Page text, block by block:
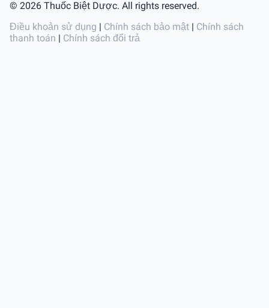
© 2026 Thuốc Biệt Dược. All rights reserved.
Điều khoản sử dụng | Chính sách bảo mật | Chính sách
thanh toán | Chính sách đổi trả